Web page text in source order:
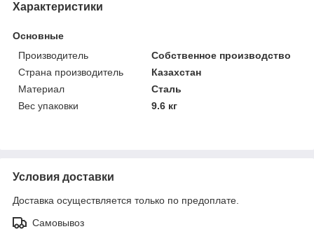
Характеристики
Основные
Производитель
Собственное производство
Страна производитель
Казахстан
Материал
Сталь
Вес упаковки
9.6 кг
Условия доставки
Доставка осуществляется только по предоплате.
Самовывоз